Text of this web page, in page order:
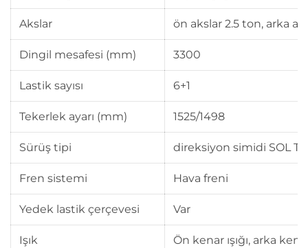
Akslar ön akslar 2.5 ton, arka
Dingil mesafesi (mm) 3300
Lastik sayısı 6+1
Tekerlek ayarı (mm) 1525/1498
Sürüş tipi direksiyon simidi SOL
Fren sistemi Hava freni
Yedek lastik çerçevesi Var
Işık
Ön kenar ışığı, arka